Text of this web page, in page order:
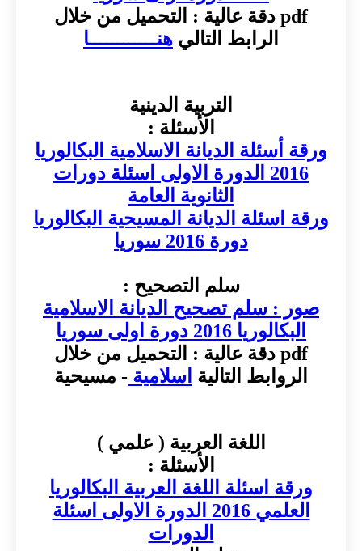
pdf دقة عالية : التحميل من خلال
الرابط التالي هنــــــــــــا
التربية الدينية
الأسئلة :
ورقة أسئلة الديانة الاسلامية البكالوريا
2016 الدورة الاولى اسئلة دورات
الثانوية العامة
ورقة اسئلة الديانة المسيحية البكالوريا
دورة 2016 سوريا
سلم التصحيح :
صور : سلم تصحيح الديانة الاسلامية
البكالوريا 2016 دورة اولى سوريا
pdf دقة عالية : التحميل من خلال
الروابط التالية اسلامية - مسيحية
اللغة العربية ( علمي )
الأسئلة :
ورقة اسئلة اللغة العربية البكالوريا
العلمي 2016 الدورة الاولى اسئلة
الدورات